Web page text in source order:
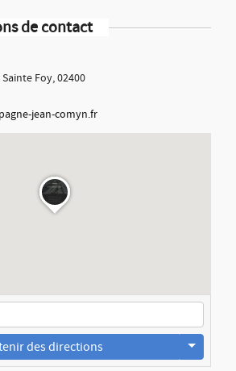
de contact
Foy, 02400
jean-comyn.fr
des directions